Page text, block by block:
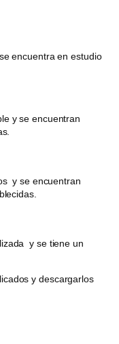
encuentra en estudio
y se encuentran
y se encuentran
y se tiene un
y descargarlos